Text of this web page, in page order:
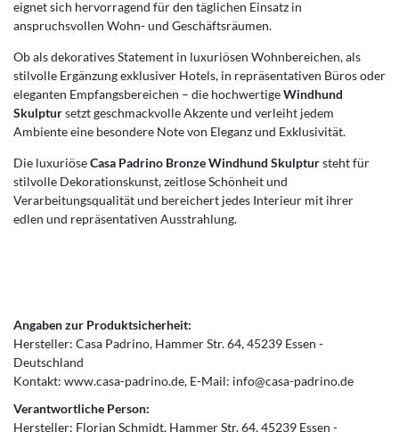
eignet sich hervorragend für den täglichen Einsatz in
anspruchsvollen Wohn- und Geschäftsräumen.
Ob als dekoratives Statement in luxuriösen Wohnbereichen, als
stilvolle Ergänzung exklusiver Hotels, in repräsentativen Büros oder
eleganten Empfangsbereichen – die hochwertigeWindhund
Skulptursetzt geschmackvolle Akzente und verleiht jedem
Ambiente eine besondere Note von Eleganz und Exklusivität.
Die luxuriöseCasa Padrino Bronze Windhund Skulptursteht für
stilvolle Dekorationskunst, zeitlose Schönheit und
Verarbeitungsqualität und bereichert jedes Interieur mit ihrer
edlen und repräsentativen Ausstrahlung.
Angaben zur Produktsicherheit:
Hersteller: Casa Padrino Hammer Str.64 45239 Essen
Deutschland
Kontakt: www.casa-padrino.de E-Mail: info@casa-padrino.de
Verantwortliche Person:
Hersteller: Florian Schmidt Hammer Str.64 45239 Essen